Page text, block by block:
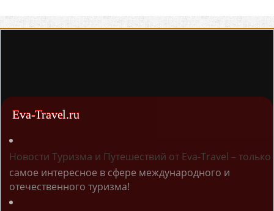
Eva-Travel.ru
Новости Туризма и Путешествий от Eva-Travel – только
самое интересное в сфере международного и
отечественного туризма!